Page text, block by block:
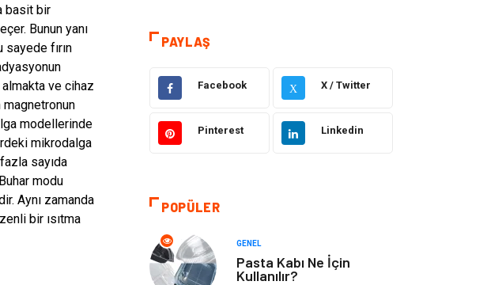
basit bir
Bunun yanı
fırın
almakta ve cihaz
modellerinde
mikrodalga
sayıda
modu
Aynı zamanda
bir ısıtma
Tanıtıcı Reklam
Makine Giyim
Kültür Organizasyon
Finans & Ekonomi
Bilgisayar &
Yazılım
PAYLAŞ
Facebook X X / Twitter
Pinterest Linkedin
POPÜLER
GENEL
Pasta Kabı Ne İçin
Kullanılır?